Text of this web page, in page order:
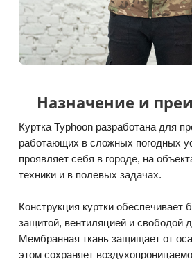
Назначение и
Куртка Typhoon разработана для
работающих в сложных погодных
проявляет себя в городе, на
техники и в полевых задачах.
Конструкция куртки обеспечивает
защитой, вентиляцией и свободой
Мембранная ткань защищает от
этом сохраняет